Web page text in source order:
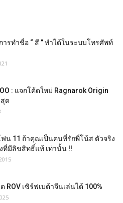
ารทำชื่อ “ สี ” ทำได้ในระบบโทรศัพท์
: แจกโค้ดใหม่ Ragnarok Origin
ด
ฟน 11 ถ้าคุณเป็นคนที่รักพี่โน้ส ตัวจริง
ที่มีลิขสิทธิ์แท้ เท่านั้น !!
ROV เซิร์ฟเบต้าจีนเล่นได้ 100%